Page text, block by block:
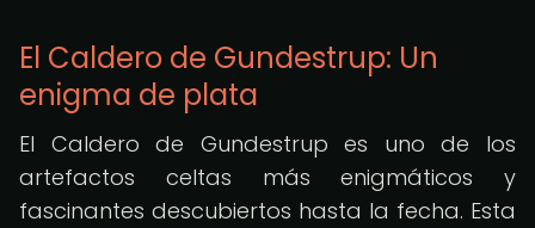
El Caldero de Gundestrup: Un
enigma de plata
El Caldero de Gundestrup es uno de los
artefactos celtas más enigmáticos y
fascinantes descubiertos hasta la fecha. Esta